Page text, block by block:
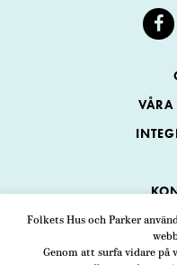
Folkets Hus och Parker
Genom att surfa vidare på
VÅRA